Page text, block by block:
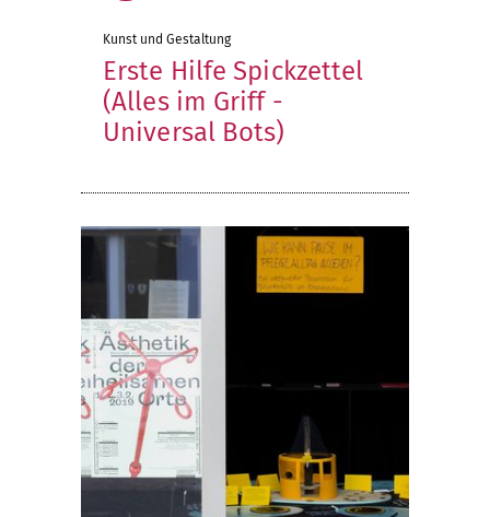
Erste Hilfe Spickzettel
(Alles im Griff -
Universal Bots)
Kunst und Gestaltung